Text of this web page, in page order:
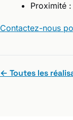
Proximité
Contactez-nous
← Toutes les